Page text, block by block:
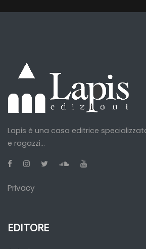
Lapis è una casa editrice
e ragazzi...
Privacy
EDITORE